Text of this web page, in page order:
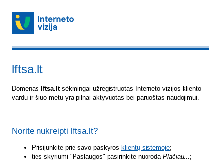
lftsa.lt
Domenas lftsa.ltsėkmingai užregistruotas Interneto vizijos kliento
vardu ir šiuo metu yra pilnai aktyvuotas bei paruoštas naudojimui.
Norite nukreipti lftsa.lt?
Prisijunkite prie savo paskyros klientų sistemoje;
ties skyriumi "Paslaugos" pasirinkite nuorodą Plačiau... ;